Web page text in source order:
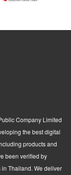
Company Limited
the best digital
products and
been verified by
Thailand. We deliver